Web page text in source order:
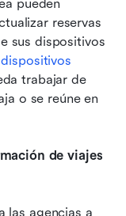
pueden
reservas
sus dispositivos
trabajar de
o se reúne en
de viajes
las agencias a